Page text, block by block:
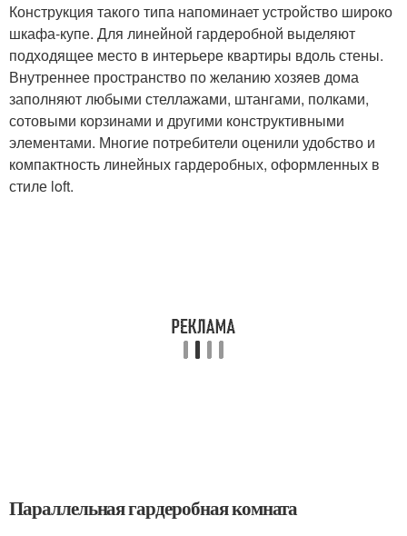
Конструкция такого типа напоминает устройство широко
шкафа-купе. Для линейной гардеробной выделяют
подходящее место в интерьере квартиры вдоль стены.
Внутреннее пространство по желанию хозяев дома
заполняют любыми стеллажами, штангами, полками,
сотовыми корзинами и другими конструктивными
элементами. Многие потребители оценили удобство и
компактность линейных гардеробных, оформленных в
стиле loft.
Параллельная гардеробная комната